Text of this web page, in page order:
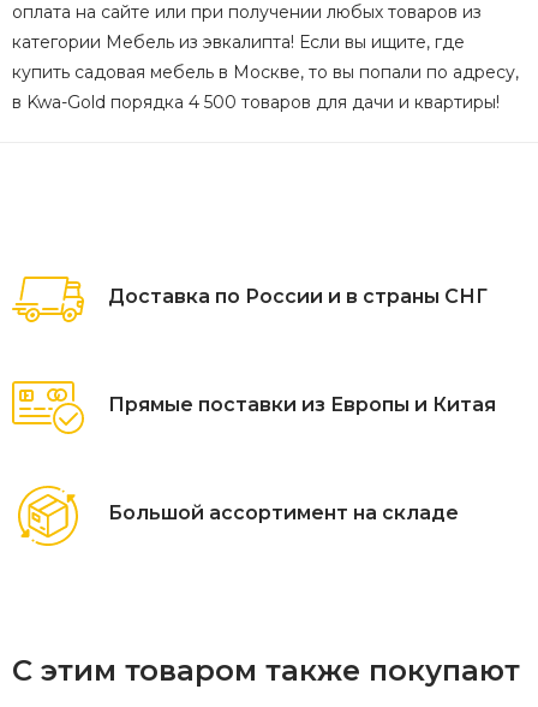
оплата на сайте или при получении любых товаров из
категории Мебель из эвкалипта! Если вы ищите, где
купить садовая мебель в Москве, то вы попали по адресу,
в Kwa-Gold порядка 4 500 товаров для дачи и квартиры!
Доставка по России и в страны СНГ
Прямые поставки из Европы и Китая
Большой ассортимент на складе
С этим товаром также покупают